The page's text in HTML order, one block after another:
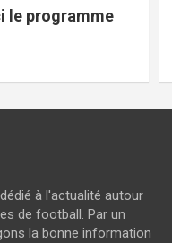
le programme
à l'actualité autour
de football. Par un
la bonne information